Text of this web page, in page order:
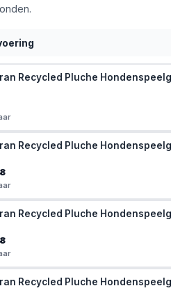
Recycled Pluche
Recycled Pluche
Recycled Pluche
Recycled Pluche